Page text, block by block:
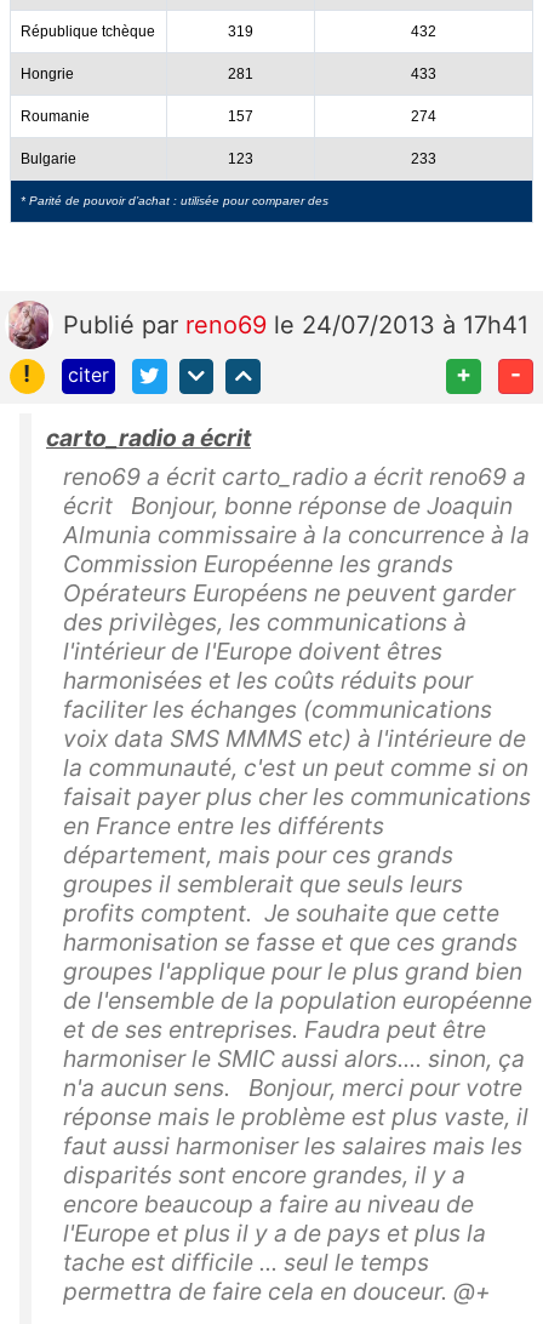
République tchèque 319 432
Hongrie 281 433
Roumanie 157 274
Bulgarie 123 233
* Parité de pouvoir d’achat : utilisée pour comparer des
Publié par reno69 le 24/07/2013 à 17h41
!
citer + -
carto_radio a écrit
reno69 a écrit carto_radio a écrit reno69 a
écrit Bonjour, bonne réponse de Joaquin
Almunia commissaire à la concurrence à la
Commission Européenne les grands
Opérateurs Européens ne peuvent garder
des privilèges, les communications à
l'intérieur de l'Europe doivent êtres
harmonisées et les coûts réduits pour
faciliter les échanges (communications
voix data SMS MMMS etc) à l'intérieure de
la communauté, c'est un peut comme si on
faisait payer plus cher les communications
en France entre les différents
département, mais pour ces grands
groupes il semblerait que seuls leurs
profits comptent. Je souhaite que cette
harmonisation se fasse et que ces grands
groupes l'applique pour le plus grand bien
de l'ensemble de la population européenne
et de ses entreprises. Faudra peut être
harmoniser le SMIC aussi alors.... sinon, ça
n'a aucun sens. Bonjour, merci pour votre
réponse mais le problème est plus vaste, il
faut aussi harmoniser les salaires mais les
disparités sont encore grandes, il y a
encore beaucoup a faire au niveau de
l'Europe et plus il y a de pays et plus la
tache est difficile ... seul le temps
permettra de faire cela en douceur. @+